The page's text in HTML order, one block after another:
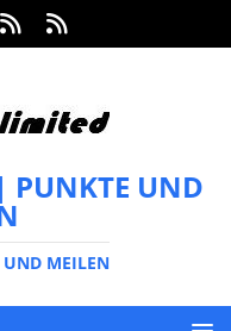
PUNKTE UND
UND MEILEN